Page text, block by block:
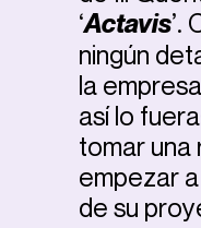
‘Actavis’.
ningún
la
así lo
tomar
empezar
de su